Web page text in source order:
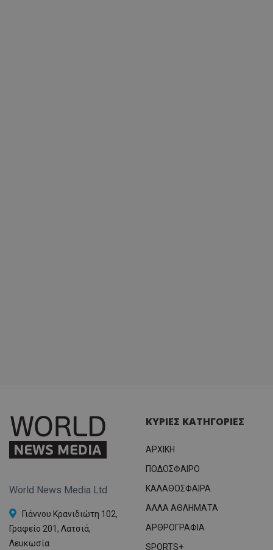
World News Media Ltd
Γιάννου Κρανιδιώτη 102,
Γραφείο 201, Λατσιά,
Λευκωσία
ΚΥΡΙΕΣ ΚΑΤΗΓΟΡΙΕΣ
ΑΡΧΙΚΗ
ΠΟΔΟΣΦΑΙΡΟ
ΚΑΛΑΘΟΣΦΑΙΡΑ
ΑΛΛΑ ΑΘΛΗΜΑΤΑ
ΑΡΘΡΟΓΡΑΦΙΑ
SPORTS+